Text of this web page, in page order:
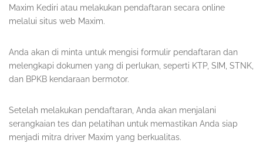
Maxim Kediri atau melakukan pendaftaran secara online
melalui situs web Maxim.
Anda akan di minta untuk mengisi formulir pendaftaran dan
melengkapi dokumen yang di perlukan, seperti KTP, SIM, STNK,
dan BPKB kendaraan bermotor.
Setelah melakukan pendaftaran, Anda akan menjalani
serangkaian tes dan pelatihan untuk memastikan Anda siap
menjadi mitra driver Maxim yang berkualitas.